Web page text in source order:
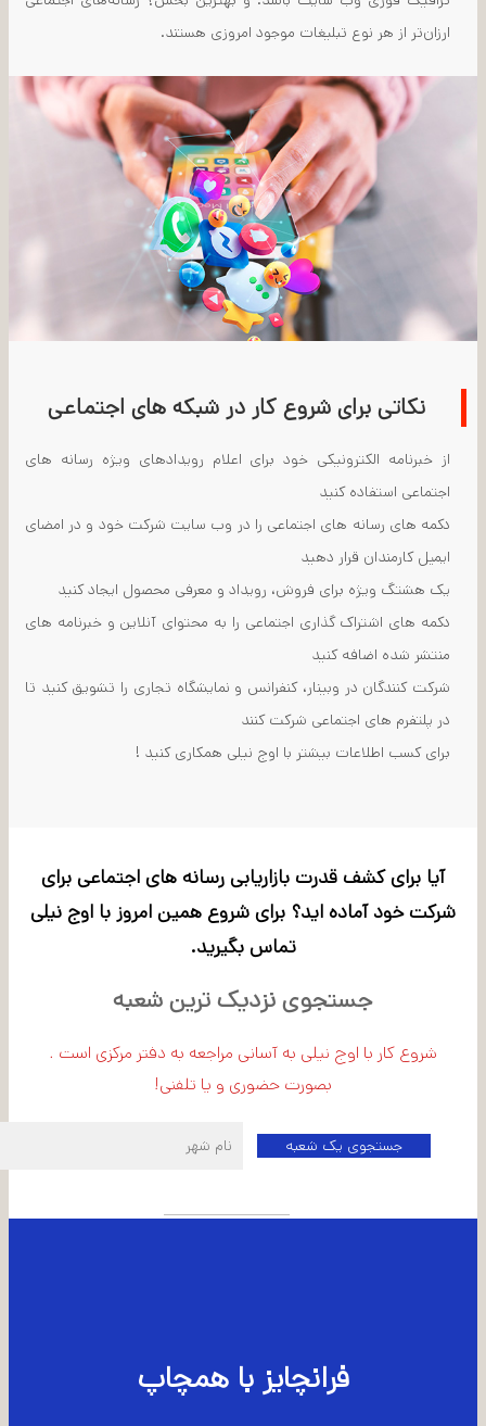
ارزان‌تر از هر نوع تبلیغات موجود امروزی هستند.
نکاتی برای شروع کار در شبکه های اجتماعی
از خبرنامه الکترونیکی خود برای اعلام رویدادهای ویژه رسانه های
اجتماعی استفاده کنید
دکمه های رسانه های اجتماعی را در وب سایت شرکت خود و در امضای
ایمیل کارمندان قرار دهید
یک هشتگ ویژه برای فروش، رویداد و معرفی محصول ایجاد کنید
دکمه های اشتراک گذاری اجتماعی را به محتوای آنلاین و خبرنامه های
منتشر شده اضافه کنید
شرکت کنندگان در وبینار، کنفرانس و نمایشگاه تجاری را تشویق کنید تا
در پلتفرم های اجتماعی شرکت کنند
برای کسب اطلاعات بیشتر با اوج نیلی همکاری کنید !
آیا برای کشف قدرت بازاریابی رسانه های اجتماعی برای
شرکت خود آماده اید؟ برای شروع همین امروز با اوج نیلی
تماس بگیرید.
جستجوی نزدیک ترین شعبه
شروع کار با اوج نیلی به آسانی مراجعه به دفتر مرکزی است .
بصورت حضوری و یا تلفنی!
فرانچایز با همچاپ